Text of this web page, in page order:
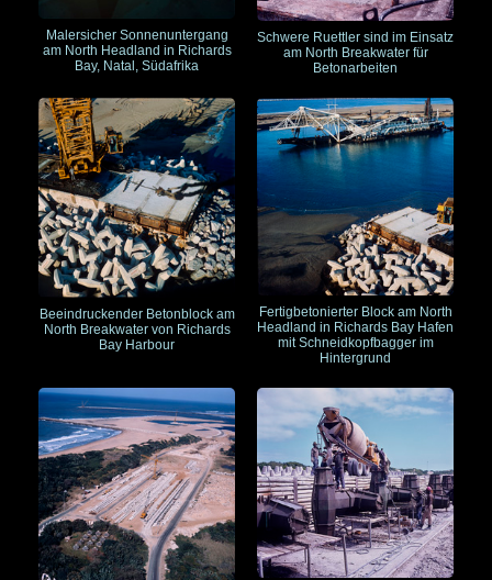
Malersicher Sonnenuntergang
am North Headland in Richards
Bay, Natal, Südafrika
Schwere Ruettler sind im Einsatz
am North Breakwater für
Betonarbeiten
Beeindruckender Betonblock am
North Breakwater von Richards
Bay Harbour
Fertigbetonierter Block am North
Headland in Richards Bay Hafen
mit Schneidkopfbagger im
Hintergrund